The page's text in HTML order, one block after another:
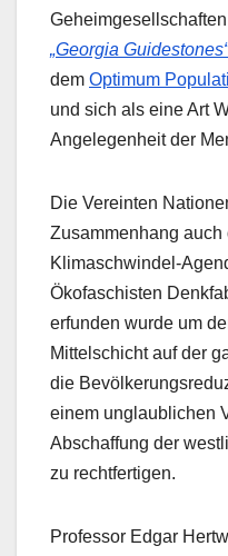
„Georgia Guidestones“
dem Optimum
und sich als eine Art
Angelegenheit der
Die Vereinten
Zusammenhang
Klimaschwindel-
Ökofaschisten
erfunden wurde um
Mittelschicht auf der
die
einem unglaublichen
Abschaffung der
zu rechtfertigen.
Professor Edgar